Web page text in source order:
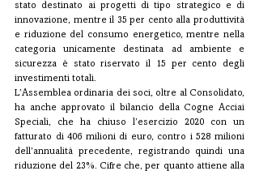
stato destinato ai progetti di tipo strategico e di
innovazione, mentre il 35 per cento alla produttività
e riduzione del consumo energetico, mentre nella
categoria unicamente destinata ad ambiente e
sicurezza è stato riservato il 15 per cento degli
investimenti totali.
L’Assemblea ordinaria dei soci, oltre al Consolidato,
ha anche approvato il bilancio della Cogne Acciai
Speciali, che ha chiuso l’esercizio 2020 con un
fatturato di 406 milioni di euro, contro i 528 milioni
dell’annualità precedente, registrando quindi una
riduzione del 23%. Cifre che, per quanto attiene alla